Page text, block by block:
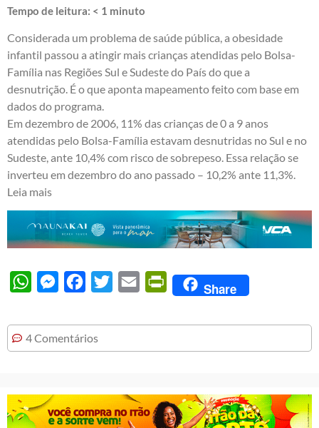
Tempo de leitura: < 1 minuto
Considerada um problema de saúde pública, a obesidade
infantil passou a atingir mais crianças atendidas pelo Bolsa-
Família nas Regiões Sul e Sudeste do País do que a
desnutrição. É o que aponta mapeamento feito com base em
dados do programa.
Em dezembro de 2006, 11% das crianças de 0 a 9 anos
atendidas pelo Bolsa-Família estavam desnutridas no Sul e no
Sudeste, ante 10,4% com risco de sobrepeso. Essa relação se
inverteu em dezembro do ano passado – 10,2% ante 11,3%.
Leia mais
WhatsAppMessengerFacebook
Twitter Email PrintFriendly
Share
4 Comentários